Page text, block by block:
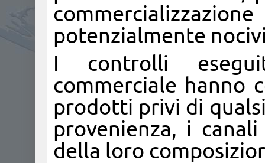
potenzialmente
I controlli
commerciale hanno
prodotti privi di
provenienza, i
della loro